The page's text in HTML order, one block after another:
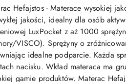
Hefajstos - Materace wysokiej
jakości, idealny dla osób
LuxPocket z aż 1000
VISCO). Sprężyny o
idealne podparcie. Każda
nacisku. Wkład materaca ma
gamie produktów. Materac